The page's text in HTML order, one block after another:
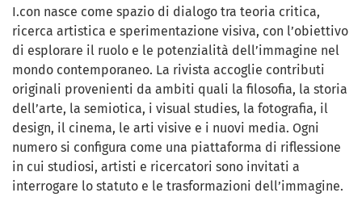
I.con nasce come spazio di dialogo tra teoria critica,
ricerca artistica e sperimentazione visiva, con l’obiettivo
di esplorare il ruolo e le potenzialità dell’immagine nel
mondo contemporaneo. La rivista accoglie contributi
originali provenienti da ambiti quali la filosofia, la storia
dell’arte, la semiotica, i visual studies, la fotografia, il
design, il cinema, le arti visive e i nuovi media. Ogni
numero si configura come una piattaforma di riflessione
in cui studiosi, artisti e ricercatori sono invitati a
interrogare lo statuto e le trasformazioni dell’immagine.